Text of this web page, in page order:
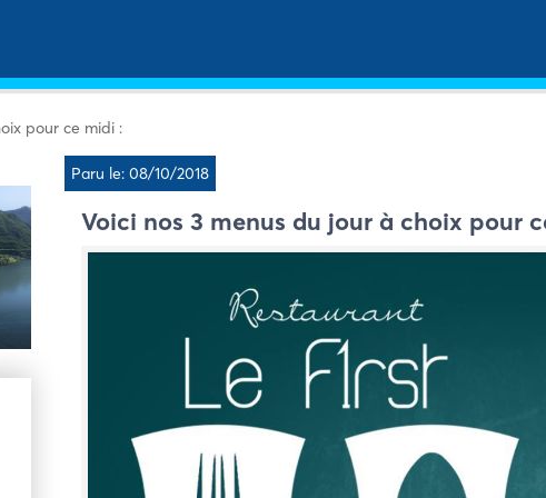
pour ce midi :
Paru le: 08/10/2018
Voici nos 3 menus du jour à choix pour